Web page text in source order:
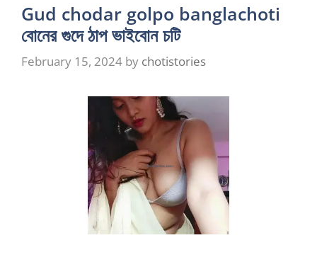
Gud chodar golpo banglachoti
বোনের গুদে ঠাপ ভাইবোন চটি
February 15, 2024 by chotistories